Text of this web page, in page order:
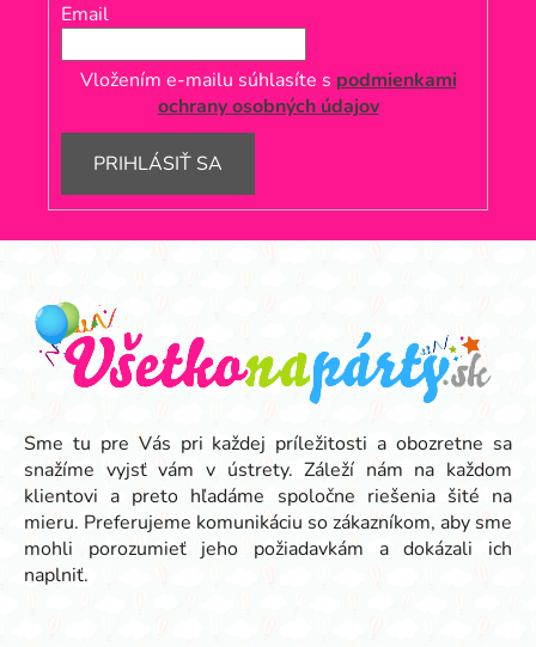
Email
Vložením e-mailu súhlasíte s podmienkami
ochrany osobných údajov
PRIHLÁSIŤ SA
Z
Sme tu pre Vás pri každej príležitosti a obozretne sa
snažíme vyjsť vám v ústrety. Záleží nám na každom
klientovi a preto hľadáme spoločne riešenia šité na
mieru. Preferujeme komunikáciu so zákazníkom, aby sme
mohli porozumieť jeho požiadavkám a dokázali ich
naplniť.